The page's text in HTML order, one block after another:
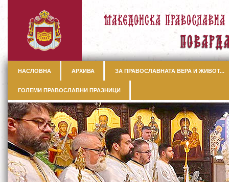
НАСЛОВНА АРХИВА ЗА ПРАВОСЛАВНАТА ВЕРА И ЖИВОТ...
ГОЛЕМИ ПРАВОСЛАВНИ ПРАЗНИЦИ